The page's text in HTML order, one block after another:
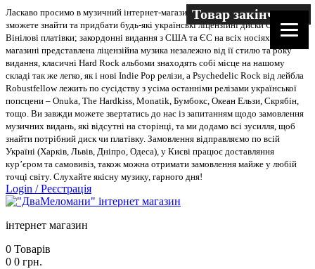
Ласкаво просимо в музичний інтернет-магазин “Два меломани”. У нас Ви
зможете знайти та придбати будь-які українські ліцензійні диски CD, DVD,
Вінілові платівки; закордонні видання з США та ЄС на всіх носіях. В
магазині представлена ліцензійна музика незалежно від її стилю та року
видання, класичні Hard Rock альбоми знаходять собі місце на нашому
складі так же легко, як і нові Indie Pop релізи, а Psychedelic Rock від лейбла
Robustfellow лежить по сусідству з усіма останніми релізами української
попсцени – Onuka, The Hardkiss, Monatik, Бумбокс, Океан Ельзи, Скрябін,
тощо. Ви завжди можете звертатись до нас із запитанням щодо замовлення
музичних видань, які відсутні на сторінці, та ми додамо всі зусилля, щоб
знайти потрібний диск чи платівку. Замовлення відправляємо по всій
Україні (Харків, Львів, Дніпро, Одеса), у Києві працює доставляння
кур’єром та самовивіз, також можна отримати замовлення майже у любій
точці світу. Слухайте якісну музику, гарного дня!
Login /Реєстрація
інтернет магазин
0 Товарів
0 0 грн.
Товар закінчився